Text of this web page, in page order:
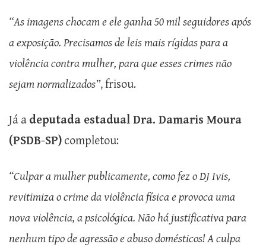
“As imagens chocam e ele ganha 50 mil seguidores após
a exposição. Precisamos de leis mais rígidas para a
violência contra mulher, para que esses crimes não
sejam normalizados”, frisou.
Já a deputada estadual Dra. Damaris Moura
(PSDB-SP) completou:
“Culpar a mulher publicamente, como fez o DJ Ivis,
revitimiza o crime da violência física e provoca uma
nova violência, a psicológica. Não há justificativa para
nenhum tipo de agressão e abuso domésticos! A culpa